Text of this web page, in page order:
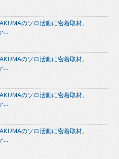
のソロ活動に密着取材。
のソロ活動に密着取材。
のソロ活動に密着取材。
のソロ活動に密着取材。